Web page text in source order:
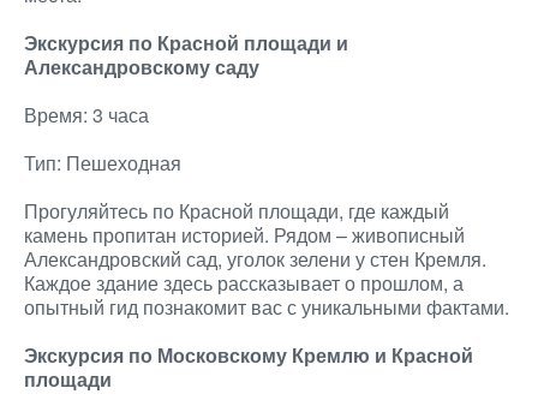
Экскурсия по Красной площади и
Александровскому саду
Время: 3 часа
Тип: Пешеходная
Прогуляйтесь по Красной площади, где каждый
камень пропитан историей. Рядом – живописный
Александровский сад, уголок зелени у стен Кремля.
Каждое здание здесь рассказывает о прошлом, а
опытный гид познакомит вас с уникальными фактами.
Экскурсия по Московскому Кремлю и Красной
площади